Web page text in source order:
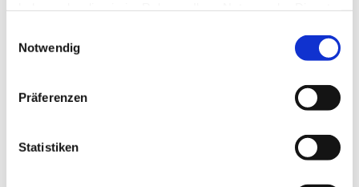
Notwendig
Präferenzen
Statistiken